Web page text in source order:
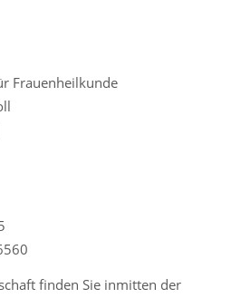
Frauenheilkunde
finden Sie inmitten der